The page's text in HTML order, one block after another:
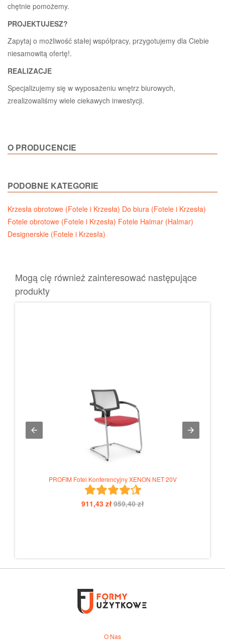
chętnie pomożemy.
PROJEKTUJESZ?
Zapytaj o możliwość stałej współpracy, przygotujemy dla Ciebie
niesamowitą ofertę!.
REALIZACJE
Specjalizujemy się w wyposażeniu wnętrz biurowych,
zrealizowaliśmy wiele ciekawych inwestycji.
O PRODUCENCIE
PODOBNE KATEGORIE
Krzesła obrotowe (Fotele i Krzesła) Do biura (Fotele i Krzesła)
Fotele obrotowe (Fotele i Krzesła) Fotele Halmar (Halmar)
Designerskie (Fotele i Krzesła)
Mogą cię również zainteresować następujące
produkty
PROFIM Fotel Konferencyjny XENON NET 20V
911,43 zł959,40 zł
O Nas